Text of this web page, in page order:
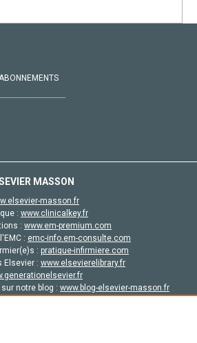
MASSON
masson.fr
: www.clinicalkey.fr
: www.em-premium.com
: emc-info.em-consulte.com
: pratique-infirmiere.com
Elsevier : www.elsevierelibrary.fr
notre blog : www.blog-elsevier-masson.fr